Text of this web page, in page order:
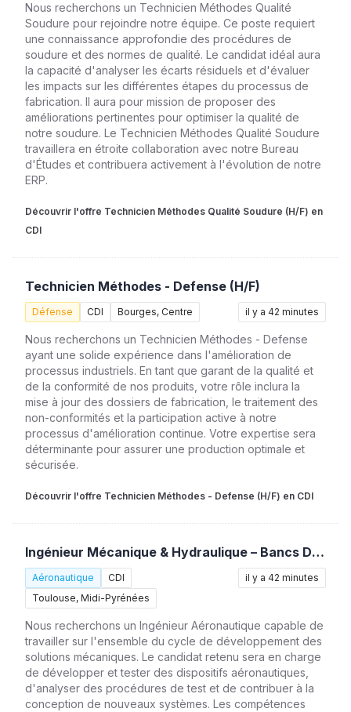
Nous recherchons un Technicien Méthodes Qualité
Soudure pour rejoindre notre équipe. Ce poste requiert
une connaissance approfondie des procédures de
soudure et des normes de qualité. Le candidat idéal aura
la capacité d'analyser les écarts résiduels et d'évaluer
les impacts sur les différentes étapes du processus de
fabrication. Il aura pour mission de proposer des
améliorations pertinentes pour optimiser la qualité de
notre soudure. Le Technicien Méthodes Qualité Soudure
travaillera en étroite collaboration avec notre Bureau
d'Études et contribuera activement à l'évolution de notre
ERP.
Découvrir l'offre Technicien Méthodes Qualité Soudure (H/F) en
CDI
Technicien Méthodes - Defense (H/F)
Défense CDI Bourges, Centre il y a 42 minutes
Nous recherchons un Technicien Méthodes - Defense
ayant une solide expérience dans l'amélioration de
processus industriels. En tant que garant de la qualité et
de la conformité de nos produits, votre rôle inclura la
mise à jour des dossiers de fabrication, le traitement des
non-conformités et la participation active à notre
processus d'amélioration continue. Votre expertise sera
déterminante pour assurer une production optimale et
sécurisée.
Découvrir l'offre Technicien Méthodes - Defense (H/F) en CDI
Ingénieur Mécanique & Hydraulique – Bancs D’essais (H/F)
Aéronautique
CDI
Toulouse, Midi-Pyrénées
il y a 42 minutes
Nous recherchons un Ingénieur Aéronautique capable de
travailler sur l'ensemble du cycle de développement des
solutions mécaniques. Le candidat retenu sera en charge
de développer et tester des dispositifs aéronautiques,
d'analyser des procédures de test et de contribuer à la
conception de nouveaux systèmes. Les compétences